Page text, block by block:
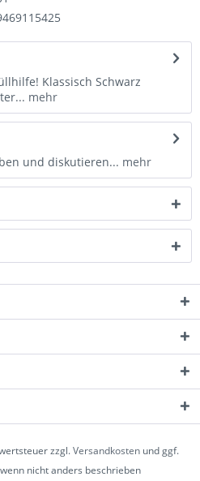
Klassisch Schwarz
mehr
und diskutieren... mehr
zzgl.Versandkosten und ggf.
nicht anders beschrieben